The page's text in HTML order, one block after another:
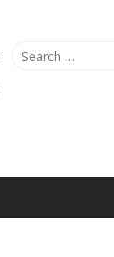
Search